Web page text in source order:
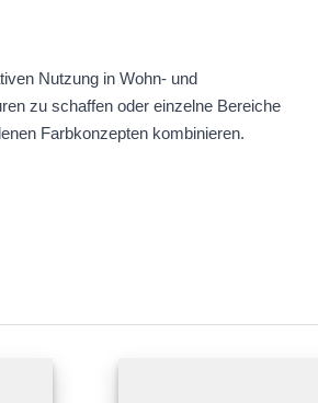
Nutzung in Wohn- und
zu schaffen oder einzelne Bereiche
Farbkonzepten kombinieren.